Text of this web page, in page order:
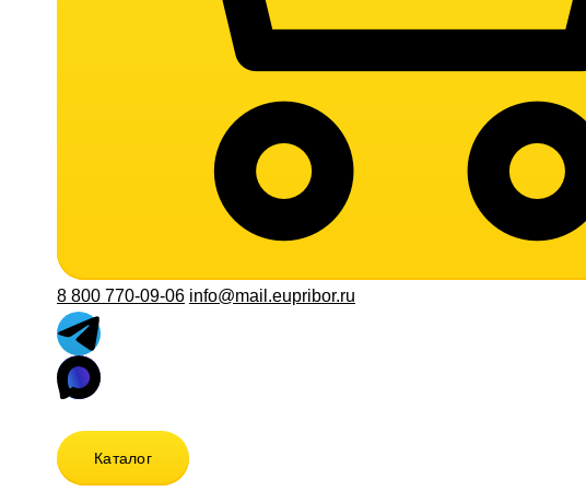
8 800 770-09-06 info@mail.eupribor.ru
Каталог